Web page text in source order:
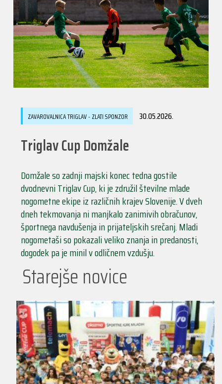
ZAVAROVALNICA TRIGLAV - ZLATI SPONZOR 30.05.2026.
Triglav Cup Domžale
Domžale so zadnji majski konec tedna gostile
dvodnevni Triglav Cup, ki je združil številne mlade
nogometne ekipe iz različnih krajev Slovenije. V dveh
dneh tekmovanja ni manjkalo zanimivih obračunov,
športnega navdušenja in prijateljskih srečanj. Mladi
nogometaši so pokazali veliko znanja in predanosti,
dogodek pa je minil v odličnem vzdušju.
Starejše novice